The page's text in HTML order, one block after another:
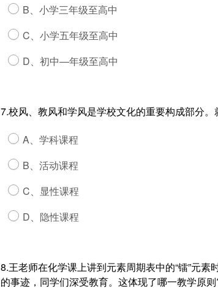
B、小学三年级至高中
C、小学五年级至高中
D、初中—年级至高中
7.校风、教风和学风是学校文化的重要构成部分。
A、学科课程
B、活动课程
C、显性课程
D、隐性课程
8.王老师在化学课上讲到元素周期表中的“镭”元素
的事迹，同学们深受教育。这体现了哪一教学原则